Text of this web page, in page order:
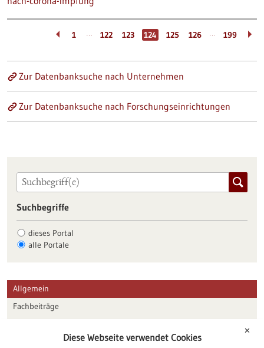
1 … 122 123 124 125 126 … 199
Zur Datenbanksuche nach Unternehmen
Zur Datenbanksuche nach Forschungseinrichtungen
Suchbegriffe
dieses Portal
alle Portale
Allgemein
Fachbeiträge
Veranstaltungen
✕
Diese Webseite verwendet Cookies